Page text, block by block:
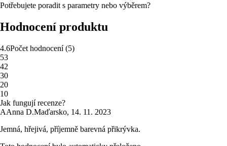
Potřebujete poradit s parametry nebo výběrem?
Hodnocení produktu
4.6Počet hodnocení(5)
53
42
30
20
10
Jak fungují recenze?
AAnna D.Maďarsko, 14. 11. 2023
Jemná, hřejivá, příjemně barevná přikrývka.